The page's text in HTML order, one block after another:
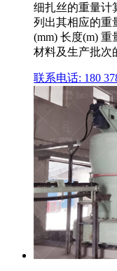
细扎丝的重量计
列出其相应的重
(mm) 长度(m) 重
材料及生产批次
联系电话: 180